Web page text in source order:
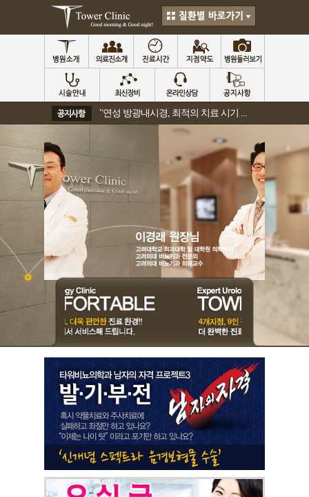
"연성 방광내시경, 최적의 치료 시기 ...